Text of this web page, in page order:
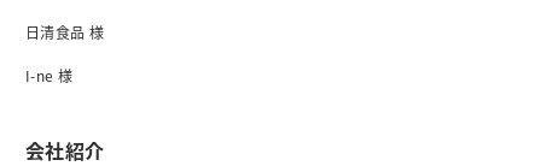
日清食品 様
I-ne 様
会社紹介